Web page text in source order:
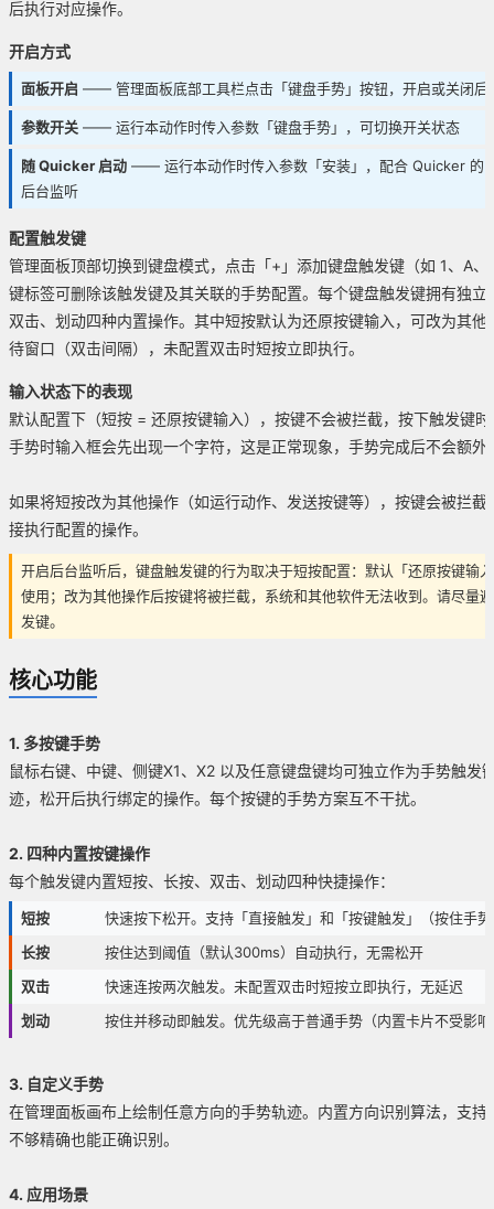
后执行对应操作。
开启方式
面板开启 —— 管理面板底部工具栏点击「键盘手势」按钮，开启或关闭后
参数开关 —— 运行本动作时传入参数「键盘手势」，可切换开关状态
随 Quicker 启动 —— 运行本动作时传入参数「安装」，配合 Quicker 的
后台监听
配置触发键
管理面板顶部切换到键盘模式，点击「+」添加键盘触发键（如 1、A
键标签可删除该触发键及其关联的手势配置。每个键盘触发键拥有独
双击、划动四种内置操作。其中短按默认为还原按键输入，可改为其
待窗口（双击间隔），未配置双击时短按立即执行。
输入状态下的表现
默认配置下（短按 = 还原按键输入），按键不会被拦截，按下触发键
手势时输入框会先出现一个字符，这是正常现象，手势完成后不会额外
如果将短按改为其他操作（如运行动作、发送按键等），按键会被拦
接执行配置的操作。
开启后台监听后，键盘触发键的行为取决于短按配置：默认「还原按键输
使用；改为其他操作后按键将被拦截，系统和其他软件无法收到。请尽量
发键。
核心功能
1. 多按键手势
鼠标右键、中键、侧键X1、X2 以及任意键盘键均可独立作为手势触发
迹，松开后执行绑定的操作。每个按键的手势方案互不干扰。
2. 四种内置按键操作
每个触发键内置短按、长按、双击、划动四种快捷操作：
短按
快速按下松开。支持「直接触发」和「按键触发」（按住手
长按
按住达到阈值（默认300ms）自动执行，无需松开
双击
快速连按两次触发。未配置双击时短按立即执行，无延迟
划动
按住并移动即触发。优先级高于普通手势（内置卡片不受影
3. 自定义手势
在管理面板画布上绘制任意方向的手势轨迹。内置方向识别算法，支
不够精确也能正确识别。
4. 应用场景